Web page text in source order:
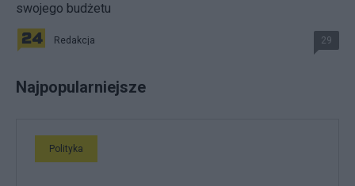
swojego budżetu
Redakcja 29
Najpopularniejsze
Polityka